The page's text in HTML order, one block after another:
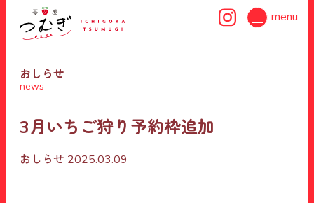
menu
おしらせ
news
3月いちご狩り予約枠追加
おしらせ 2025.03.09